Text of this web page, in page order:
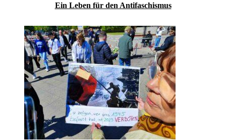
Ein Leben für den Antifaschismus